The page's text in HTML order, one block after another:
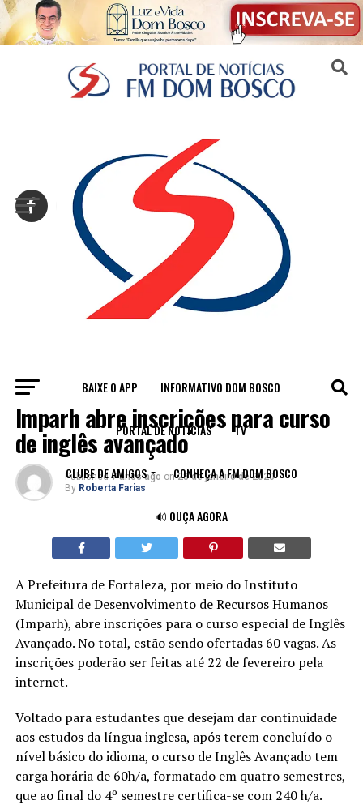
BAIXE O APP INFORMATIVO DOM BOSCO
PORTAL DE NOTÍCIAS TV
CLUBE DE AMIGOS CONHEÇA A FM DOM BOSCO
🔊 OUÇA AGORA
NOTÍCIAS
Imparh abre inscrições para curso
de inglês avançado
Published 7 anos ago on 28 de janeiro de 2020
By Roberta Farias
A Prefeitura de Fortaleza, por meio do Instituto
Municipal de Desenvolvimento de Recursos Humanos
(Imparh), abre inscrições para o curso especial de Inglês
Avançado. No total, estão sendo ofertadas 60 vagas. As
inscrições poderão ser feitas até 22 de fevereiro pela
internet.
Voltado para estudantes que desejam dar continuidade
aos estudos da língua inglesa, após terem concluído o
nível básico do idioma, o curso de Inglês Avançado tem
carga horária de 60h/a, formatado em quatro semestres,
que ao final do 4º semestre certifica-se com 240 h/a.
Sair da versão mobile